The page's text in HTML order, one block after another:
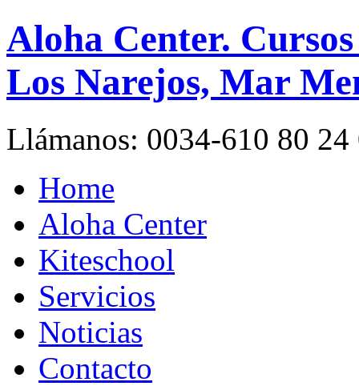
Aloha Center.
Los Narejos, Mar
Llámanos: 0034-610 80 24
Home
Aloha Center
Kiteschool
Servicios
Noticias
Contacto